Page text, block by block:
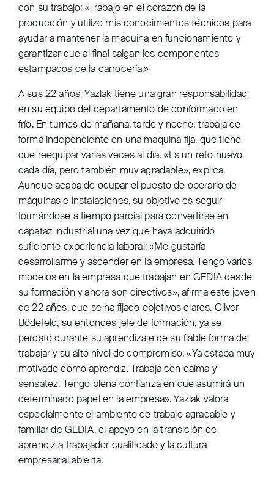
con su trabajo: «Trabajo en el corazón de la
producción y utilizo mis conocimientos técnicos para
ayudar a mantener la máquina en funcionamiento y
garantizar que al final salgan los componentes
estampados de la carrocería.»
A sus 22 años, Yazlak tiene una gran responsabilidad
en su equipo del departamento de conformado en
frío. En turnos de mañana, tarde y noche, trabaja de
forma independiente en una máquina fija, que tiene
que reequipar varias veces al día. «Es un reto nuevo
cada día, pero también muy agradable», explica.
Aunque acaba de ocupar el puesto de operario de
máquinas e instalaciones, su objetivo es seguir
formándose a tiempo parcial para convertirse en
capataz industrial una vez que haya adquirido
suficiente experiencia laboral: «Me gustaría
desarrollarme y ascender en la empresa. Tengo varios
modelos en la empresa que trabajan en GEDIA desde
su formación y ahora son directivos», afirma este joven
de 22 años, que se ha fijado objetivos claros. Oliver
Bödefeld, su entonces jefe de formación, ya se
percató durante su aprendizaje de su fiable forma de
trabajar y su alto nivel de compromiso: «Ya estaba muy
motivado como aprendiz. Trabaja con calma y
sensatez. Tengo plena confianza en que asumirá un
determinado papel en la empresa». Yazlak valora
especialmente el ambiente de trabajo agradable y
familiar de GEDIA, el apoyo en la transición de
aprendiz a trabajador cualificado y la cultura
empresarial abierta.